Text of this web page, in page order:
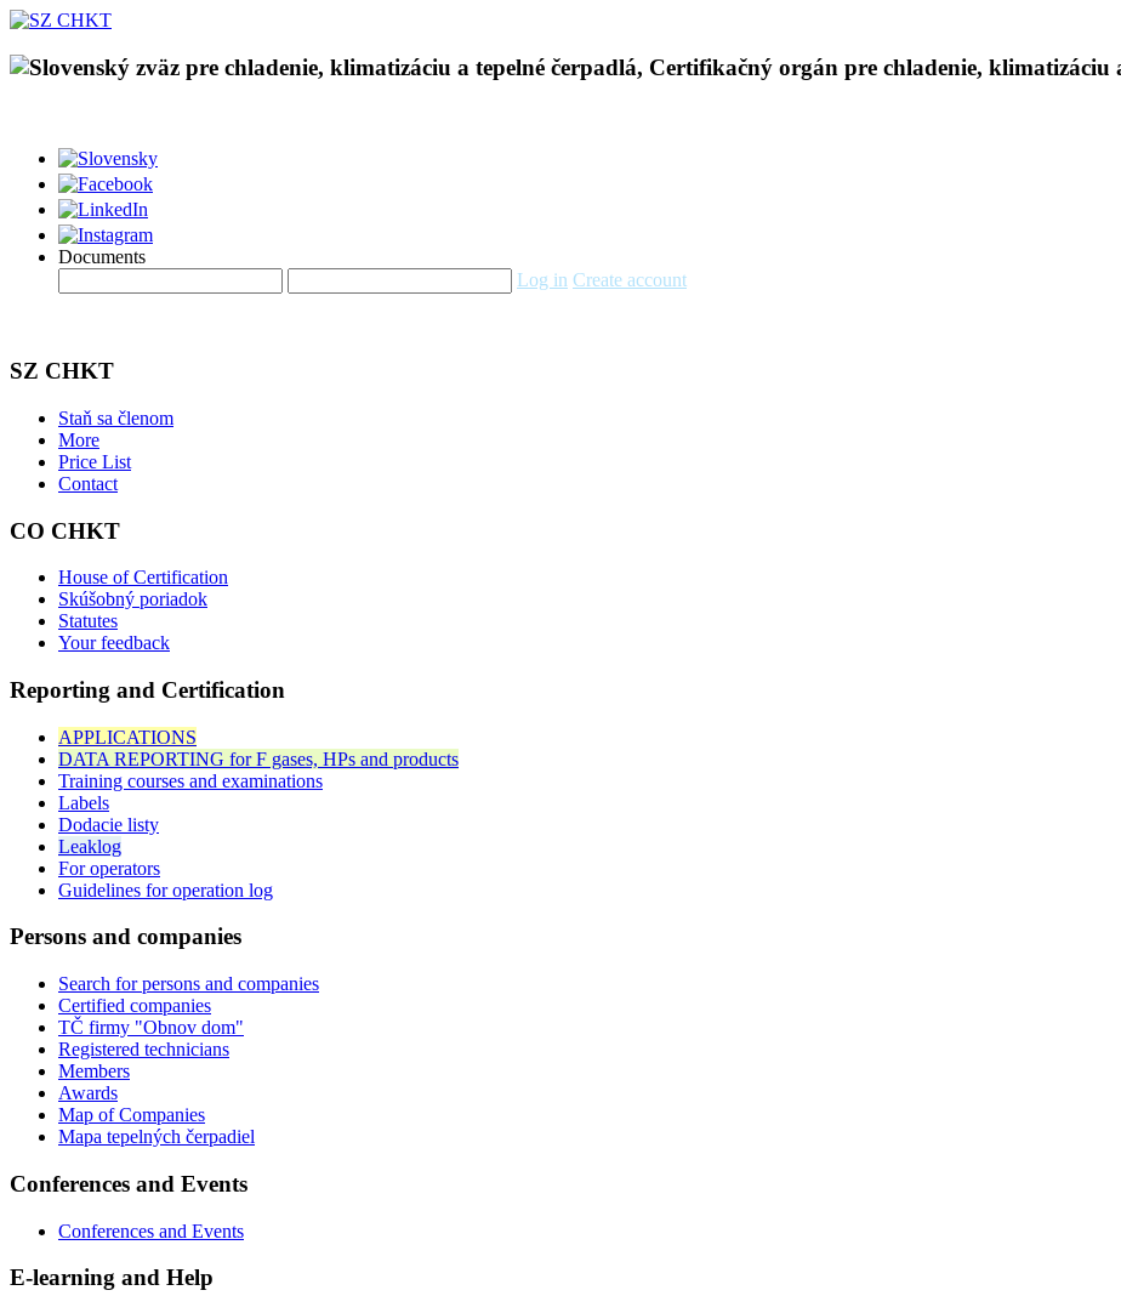
Documents
Log in Create account
SZ CHKT
Staň sa členom
More
Price List
Contact
CO CHKT
House of Certification
Skúšobný poriadok
Statutes
Your feedback
Reporting and Certification
APPLICATIONS
DATA REPORTING for F gases, HPs and products
Training courses and examinations
Labels
Dodacie listy
Leaklog
For operators
Guidelines for operation log
Persons and companies
Search for persons and companies
Certified companies
TČ firmy "Obnov dom"
Registered technicians
Members
Awards
Map of Companies
Mapa tepelných čerpadiel
Conferences and Events
Conferences and Events
E-learning and Help